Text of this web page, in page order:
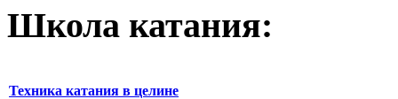
Школа катания:
Техника катания в целине